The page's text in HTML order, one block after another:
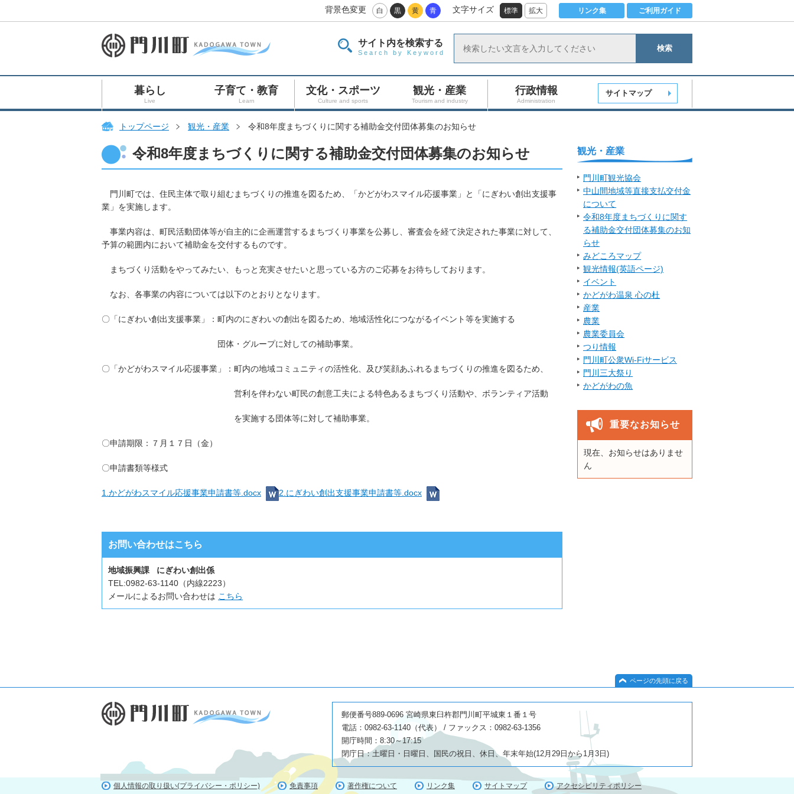
背景色変更 白 黒 黄 青 文字サイズ 標準 拡大 リンク集 ご利用ガイド
サイト内を検索する
Search by Keyword 検索
暮らし
Live
子育て・教育
Learn
文化・スポーツ
Culture and sports
観光・産業
Tourism and industry
行政情報
Administration
サイトマップ
トップページ 観光・産業 令和8年度まちづくりに関する補助金交付団体募集のお知らせ
令和8年度まちづくりに関する補助金交付団体募集のお知らせ
門川町では、住民主体で取り組むまちづくりの推進を図るため、「かどがわスマイル応援事業」と「にぎわい創出支援事
業」を実施します。
事業内容は、町民活動団体等が自主的に企画運営するまちづくり事業を公募し、審査会を経て決定された事業に対して、
予算の範囲内において補助金を交付するものです。
まちづくり活動をやってみたい、もっと充実させたいと思っている方のご応募をお待ちしております。
なお、各事業の内容については以下のとおりとなります。
〇「にぎわい創出支援事業」：町内のにぎわいの創出を図るため、地域活性化につながるイベント等を実施する
団体・グループに対しての補助事業。
〇「かどがわスマイル応援事業」：町内の地域コミュニティの活性化、及び笑顔あふれるまちづくりの推進を図るため、
営利を伴わない町民の創意工夫による特色あるまちづくり活動や、ボランティア活動
を実施する団体等に対して補助事業。
〇申請期限：７月１７日（金）
〇申請書類等様式
1.かどがわスマイル応援事業申請書等.docx 2.にぎわい創出支援事業申請書等.docx
お問い合わせはこちら
地域振興課 にぎわい創出係
TEL:0982-63-1140（内線2223）
メールによるお問い合わせは こちら
観光・産業
門川町観光協会
中山間地域等直接支払交付金
について
令和8年度まちづくりに関す
る補助金交付団体募集のお知
らせ
みどころマップ
観光情報(英語ページ)
イベント
かどがわ温泉 心の杜
産業
農業
農業委員会
つり情報
門川町公衆Wi-Fiサービス
門川三大祭り
かどがわの魚
重要なお知らせ
現在、お知らせはありませ
ん
ページの先頭に戻る
郵便番号889-0696 宮崎県東臼杵郡門川町平城東１番１号
電話：0982-63-1140（代表） / ファックス：0982-63-1356
開庁時間：8:30～17:15
閉庁日：土曜日・日曜日、国民の祝日、休日、年末年始(12月29日から1月3日)
個人情報の取り扱い(プライバシー・ポリシー) 免責事項 著作権について リンク集 サイトマップ アクセシビリティポリシー